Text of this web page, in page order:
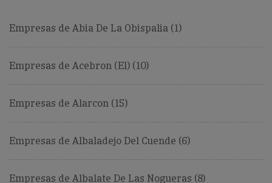
Empresas de Abia De La Obispalia (1)
Empresas de Acebron (El) (10)
Empresas de Alarcon (15)
Empresas de Albaladejo Del Cuende (6)
Empresas de Albalate De Las Nogueras (8)